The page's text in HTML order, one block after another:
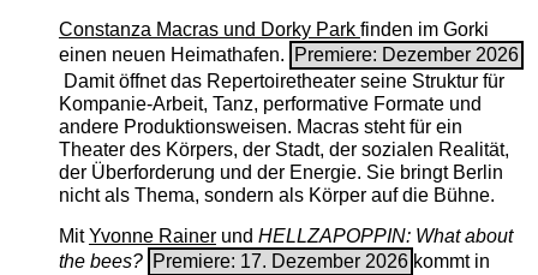
Constanza Macras und Dorky Park finden im Gorki
einen neuen Heimathafen.
Premiere: Dezember 2026
Damit öffnet das Repertoiretheater seine Struktur für
Kompanie-Arbeit, Tanz, performative Formate und
andere Produktionsweisen. Macras steht für ein
Theater des Körpers, der Stadt, der sozialen Realität,
der Überforderung und der Energie. Sie bringt Berlin
nicht als Thema, sondern als Körper auf die Bühne.
MitYvonne Rainerund HELLZAPOPPIN: What about
the bees? Premiere: 17. Dezember 2026 kommt in